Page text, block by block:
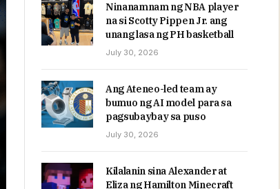
Ninanamnam ng NBA player
na si Scotty Pippen Jr. ang
unang lasa ng PH basketball
July 30, 2026
Ang Ateneo-led team ay
bumuo ng AI model para sa
pagsubaybay sa puso
July 30, 2026
Kilalanin sina Alexander at
Eliza ng Hamilton Minecraft